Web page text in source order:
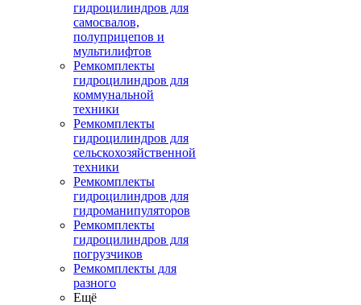
гидроцилиндров для
самосвалов,
полуприцепов и
мультилифтов
Ремкомплекты
гидроцилиндров для
коммунальной
техники
Ремкомплекты
гидроцилиндров для
сельскохозяйственной
техники
Ремкомплекты
гидроцилиндров для
гидроманипуляторов
Ремкомплекты
гидроцилиндров для
погрузчиков
Ремкомплекты для
разного
Ещё